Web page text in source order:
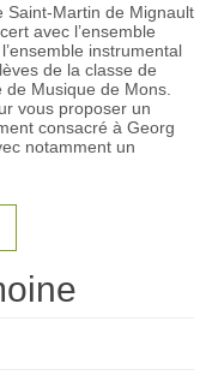
Saint-Martin de Mignault
avec l’ensemble
instrumental
de la classe de
de Musique de Mons.
vous proposer un
consacré à Georg
notamment un